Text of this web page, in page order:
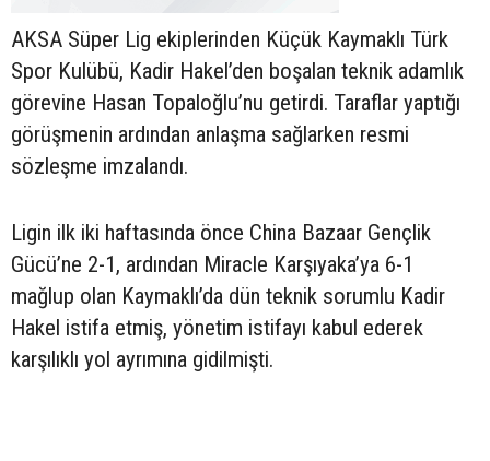
AKSA Süper Lig ekiplerinden Küçük Kaymaklı Türk
Spor Kulübü, Kadir Hakel’den boşalan teknik adamlık
görevine Hasan Topaloğlu’nu getirdi. Taraflar yaptığı
görüşmenin ardından anlaşma sağlarken resmi
sözleşme imzalandı.
Ligin ilk iki haftasında önce China Bazaar Gençlik
Gücü’ne 2-1, ardından Miracle Karşıyaka’ya 6-1
mağlup olan Kaymaklı’da dün teknik sorumlu Kadir
Hakel istifa etmiş, yönetim istifayı kabul ederek
karşılıklı yol ayrımına gidilmişti.